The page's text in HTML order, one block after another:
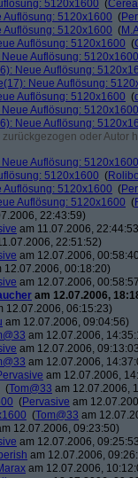
5120x1600 (
Auflösung: 5120x1600 (
Auflösung: 5120x1600 (
Auflösung: 5120x1600 (
Neue Auflösung: 5120x1600
Neue Auflösung:
Neue Auflösung:
Auflösung: 5120x1600 (
Neue Auflösung: 5120x1600
Neue Auflösung:
zurückgezogen oder Autor
Neue Auflösung: 5120x1600
5120x1600 (
Auflösung: 5120x1600 (
Auflösung: 5120x1600 (
22:43:59)
am 11.07.2006,
22:51:52)
am 12.07.2006,
12.07.2006, 00:18:20)
am 12.07.2006,
am 12.07.2006,
12.07.2006, 06:15:23)
am 12.07.2006, 09:04:56)
am 12.07.2006,
am 12.07.2006,
am 12.07.2006,
am 12.07.2006,
(Tom@33 am 12.07.2006,
(Pervasive am
(Tom@33 am
12.07.2006, 09:23:50)
am 12.07.2006,
am 12.07.2006,
am 12.07.2006,